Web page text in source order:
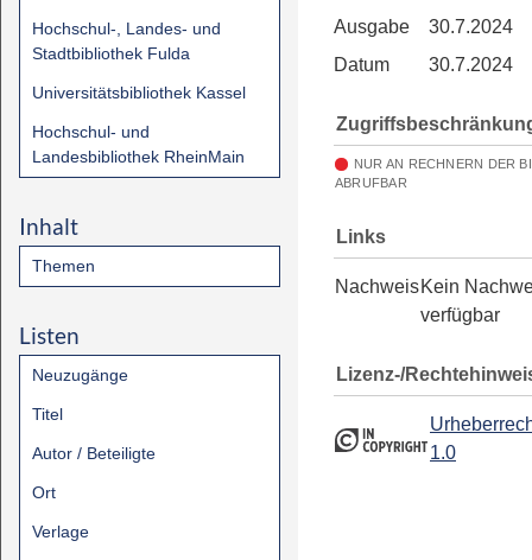
Hochschul-, Landes- und
Stadtbibliothek Fulda
Universitätsbibliothek Kassel
Hochschul- und
Landesbibliothek RheinMain
Inhalt
Themen
Listen
Neuzugänge
Titel
Autor / Beteiligte
Ort
Verlage
Ausgabe
30.7.2024
Datum
30.7.2024
NUR AN RECHNERN DER
ABRUFBAR
Links
NachweisKein
verfügbar
Lizenz-/
1.0